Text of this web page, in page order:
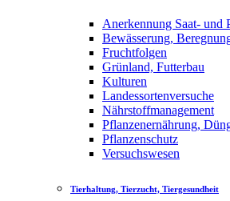
Anerkennung Saat- und
Bewässerung,
Fruchtfolgen
Grünland, Futterbau
Kulturen
Landessortenversuche
Nährstoffmanagement
Pflanzenernährung,
Pflanzenschutz
Versuchswesen
Tierhaltung, Tierzucht, Tiergesundheit